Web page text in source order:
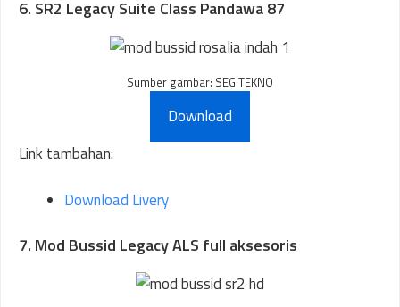
6. SR2 Legacy Suite Class Pandawa 87
Sumber gambar: SEGITEKNO
Download
Link tambahan:
Download Livery
7. Mod Bussid Legacy ALS full aksesoris